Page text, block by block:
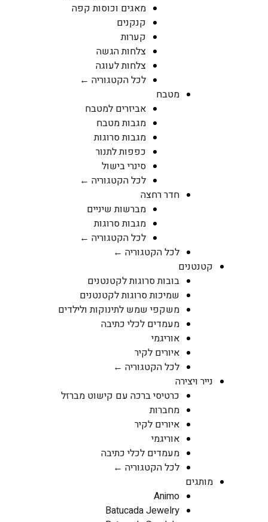
מאגים וכוסות קפה
קנקנים
קערות
צלחות הגשה
צלחות לעוגה
לכל הקטגוריה ←
מטבח
אביזרים למטבח
מגבות מטבח
מגבות סרוגות
כפפות לתנור
סינרי בישול
לכל הקטגוריה ←
חדר רחצה
מברשות שיניים
מגבות סרוגות
לכל הקטגוריה ←
לכל הקטגוריה ←
קטנטנים
בובות סרוגות לקטנטנים
שמיכות סרוגות לקטנטנים
משקפי שמש לתינוקות ולילדים
מעמדים לכלי כתיבה
אוריגמי
איורים לקיר
לכל הקטגוריה ←
נייר ויצירה
כרטיסי ברכה עם קישוט מברזל
מחברות
איורים לקיר
אוריגמי
מעמדים לכלי כתיבה
לכל הקטגוריה ←
מותגים
Animo
Batucada Jewelry